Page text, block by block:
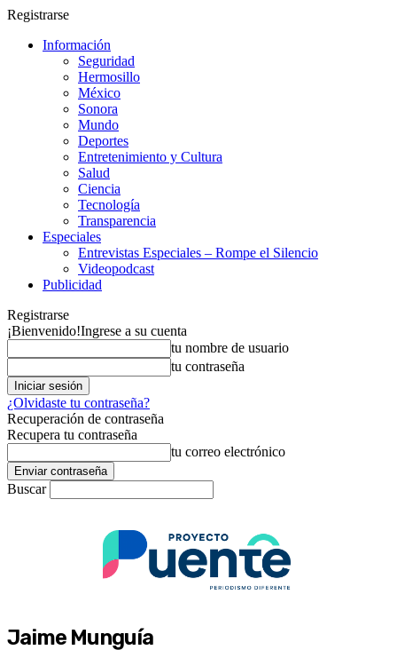
Registrarse
Información
Seguridad
Hermosillo
México
Sonora
Mundo
Deportes
Entretenimiento y Cultura
Salud
Ciencia
Tecnología
Transparencia
Especiales
Entrevistas Especiales – Rompe el Silencio
Videopodcast
Publicidad
Registrarse
¡Bienvenido!Ingrese a su cuenta
tu nombre de usuario
tu contraseña
¿Olvidaste tu contraseña?
Recuperación de contraseña
Recupera tu contraseña
tu correo electrónico
Buscar
Jaime Munguía